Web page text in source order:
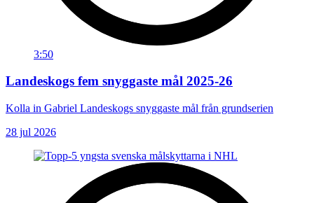
3:50
Landeskogs fem snyggaste mål 2025-26
Kolla in Gabriel Landeskogs snyggaste mål från grundserien
28 jul 2026